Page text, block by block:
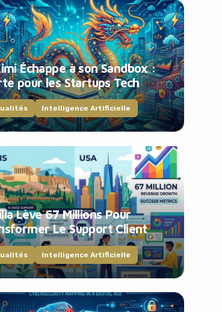
Échappe à son Sandbox :
pour les Startups Tech
Intelligence Artificielle
Lève 67 Millions Pour
Le Support Client
Intelligence Artificielle